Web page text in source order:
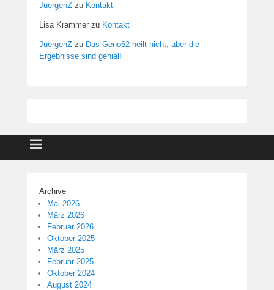
JuergenZ zu Kontakt
Lisa Krammer zu Kontakt
JuergenZ zu Das Geno62 heilt nicht, aber die
Ergebnisse sind genial!
Archive
Mai 2026
März 2026
Februar 2026
Oktober 2025
März 2025
Februar 2025
Oktober 2024
August 2024